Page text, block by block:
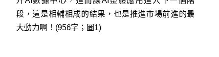
段，這是相輔相成的結果，也是推進市場前進的最
大動力啊！(956字；圖1)